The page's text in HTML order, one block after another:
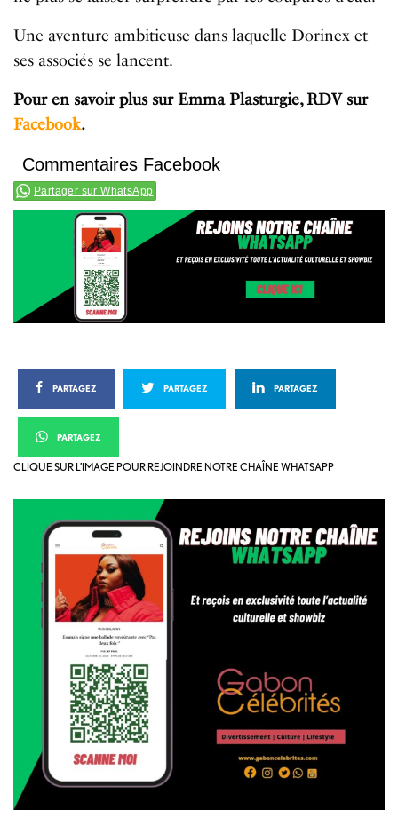
Une aventure ambitieuse dans laquelle Dorinex et
ses associés se lancent.
Pour en savoir plus sur Emma Plasturgie, RDV sur
Facebook.
Commentaires Facebook
Partager sur WhatsApp
PARTAGEZ PARTAGEZ PARTAGEZ
PARTAGEZ
CLIQUE SUR L’IMAGE POUR REJOINDRE NOTRE CHAÎNE WHATSAPP